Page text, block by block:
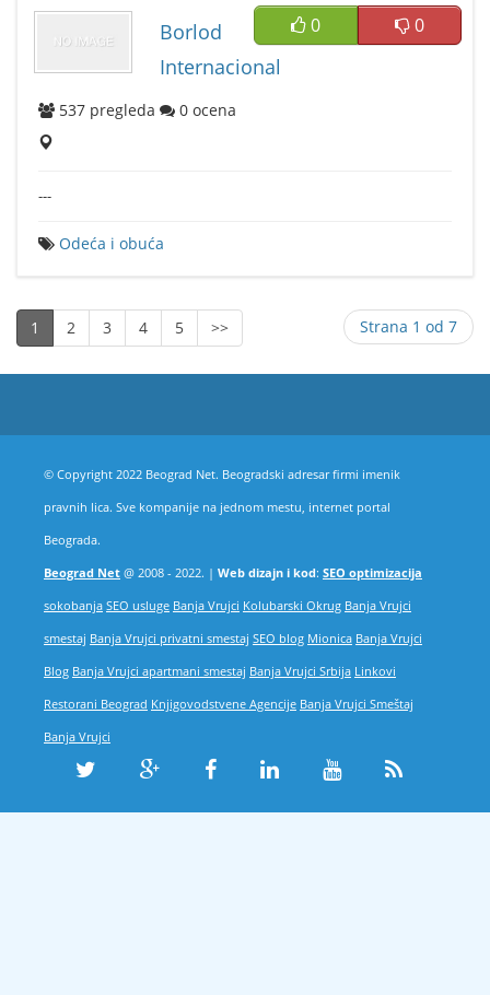
0 0
Borlod
Internacional
537 pregleda 0 ocena
---
Odeća i obuća
1 2 3 4 5 >> Strana 1 od 7
© Copyright 2022 Beograd Net. Beogradski adresar firmi imenik
pravnih lica. Sve kompanije na jednom mestu, internet portal
Beograda.
Beograd Net @ 2008 - 2022. | Web dizajn i kod: SEO optimizacija
sokobanja SEO usluge Banja Vrujci Kolubarski Okrug Banja Vrujci
smestaj Banja Vrujci privatni smestaj SEO blog Mionica Banja Vrujci
Blog Banja Vrujci apartmani smestaj Banja Vrujci Srbija Linkovi
Restorani Beograd Knjigovodstvene Agencije Banja Vrujci Smeštaj
Banja Vrujci